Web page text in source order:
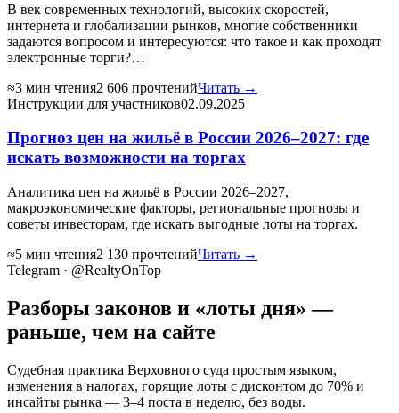
В век современных технологий, высоких скоростей,
интернета и глобализации рынков, многие собственники
задаются вопросом и интересуются: что такое и как проходят
электронные торги?…
≈3 мин чтения2 606 прочтенийЧитать →
Инструкции для участников02.09.2025
Прогноз цен на жильё в России 2026–2027: где
искать возможности на торгах
Аналитика цен на жильё в России 2026–2027,
макроэкономические факторы, региональные прогнозы и
советы инвесторам, где искать выгодные лоты на торгах.
≈5 мин чтения2 130 прочтенийЧитать →
Telegram · @RealtyOnTop
Разборы законов и «лоты дня» —
раньше, чем на сайте
Судебная практика Верховного суда простым языком,
изменения в налогах, горящие лоты с дисконтом до 70% и
инсайты рынка — 3–4 поста в неделю, без воды.